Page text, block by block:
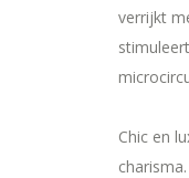
verrijkt
Chic en